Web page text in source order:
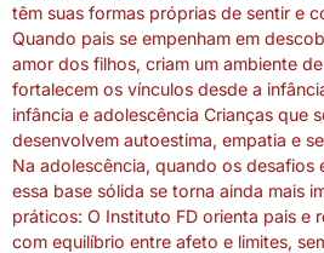
têm suas formas próprias de sentir e
Quando pais se empenham em
amor dos filhos, criam um ambiente
fortalecem os vínculos desde a
infância e adolescência Crianças que
desenvolvem autoestima, empatia e
Na adolescência, quando os desafios
essa base sólida se torna ainda mais
práticos: O Instituto FD orienta pais e
com equilíbrio entre afeto e limites,